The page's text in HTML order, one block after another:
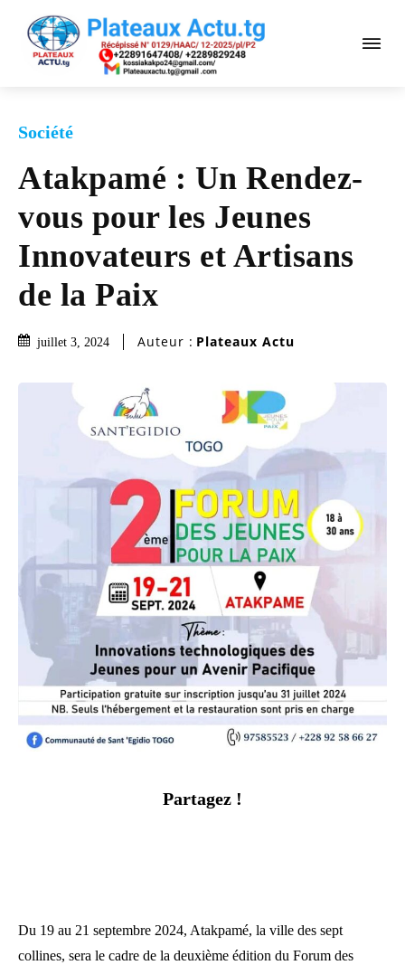
Société
Atakpamé : Un Rendez-
vous pour les Jeunes
Innovateurs et Artisans
de la Paix
juillet 3, 2024 Auteur : Plateaux Actu
Partagez !
Du 19 au 21 septembre 2024, Atakpamé, la ville des sept
collines, sera le cadre de la deuxième édition du Forum des